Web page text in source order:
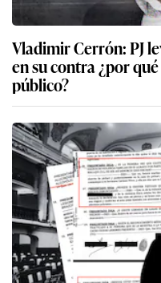
Vladimir Cerrón: PJ
en su contra ¿por
público?